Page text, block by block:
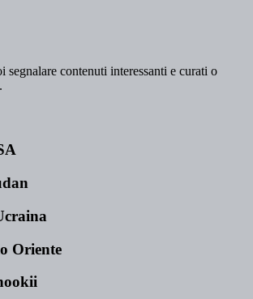
segnalare contenuti interessanti e curati o
Oriente